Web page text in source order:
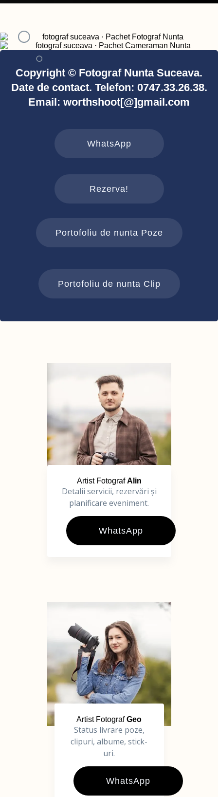
Copyright © Fotograf Nunta Suceava.
Date de contact. Telefon: 0747.33.26.38.
Email: worthshoot[@]gmail.com
WhatsApp
Rezerva!
Portofoliu de nunta Poze
Portofoliu de nunta Clip
Artist FotografAlin
Detalii servicii, rezervări și
planificare eveniment.
WhatsApp
Artist FotografGeo
Status livrare poze,
clipuri, albume, stick-
uri.
WhatsApp